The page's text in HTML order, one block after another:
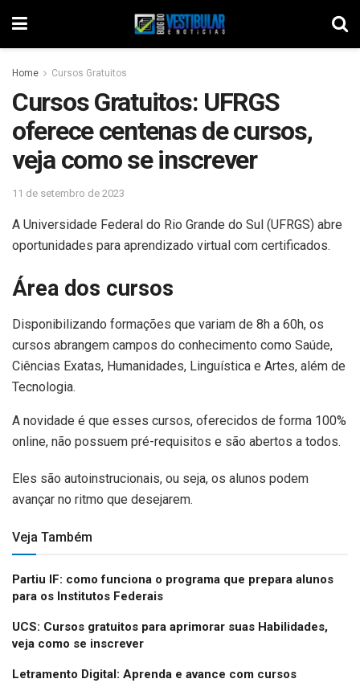
Home Cursos Gratuitos
Cursos Gratuitos: UFRGS
oferece centenas de cursos,
veja como se inscrever
11 de setembro de 2023
A Universidade Federal do Rio Grande do Sul (UFRGS) abre
oportunidades para aprendizado virtual com certificados.
Área dos cursos
Disponibilizando formações que variam de 8h a 60h, os
cursos abrangem campos do conhecimento como Saúde,
Ciências Exatas, Humanidades, Linguística e Artes, além de
Tecnologia.
A novidade é que esses cursos, oferecidos de forma 100%
online, não possuem pré-requisitos e são abertos a todos.
Eles são autoinstrucionais, ou seja, os alunos podem
avançar no ritmo que desejarem.
Veja Também
Partiu IF: como funciona o programa que prepara alunos
para os Institutos Federais
UCS: Cursos gratuitos para aprimorar suas Habilidades,
veja como se inscrever
Letramento Digital: Aprenda e avance com cursos